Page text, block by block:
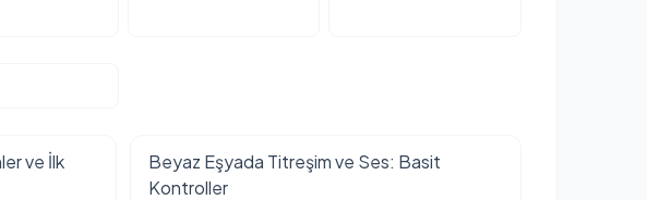
ve İlk
Beyaz Eşyada Titreşim ve Ses: Basit
Kontroller